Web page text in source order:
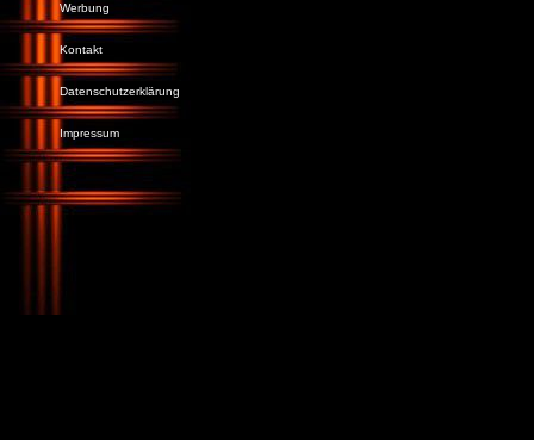
Werbung
Kontakt
Datenschutzerklärung
Impressum